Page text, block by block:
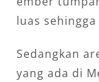
luas
Sedangkan
yang ada di